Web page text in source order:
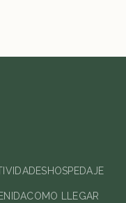
HOSPEDAJE
COMO LLEGAR